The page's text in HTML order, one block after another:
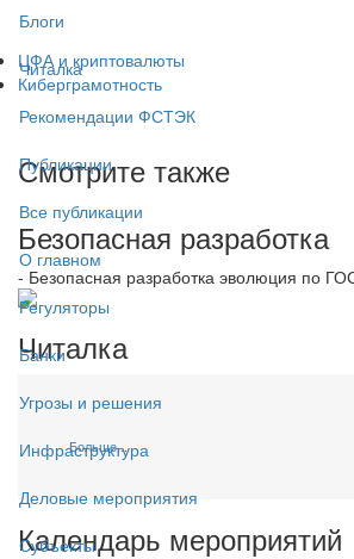
Блоги
Читалка
Рекомендации ФСТЭК
Публикации
Все публикации
О главном
Регуляторы
Банки
Угрозы и решения
Инфраструктура
Деловые мероприятия
Субъекты
ЦФА и криптовалюты
Киберграмотность
Смотрите также
Безопасная разработка
- Безопасная разработка эволюция по
Читалка
Больше...
Календарь мероприятий